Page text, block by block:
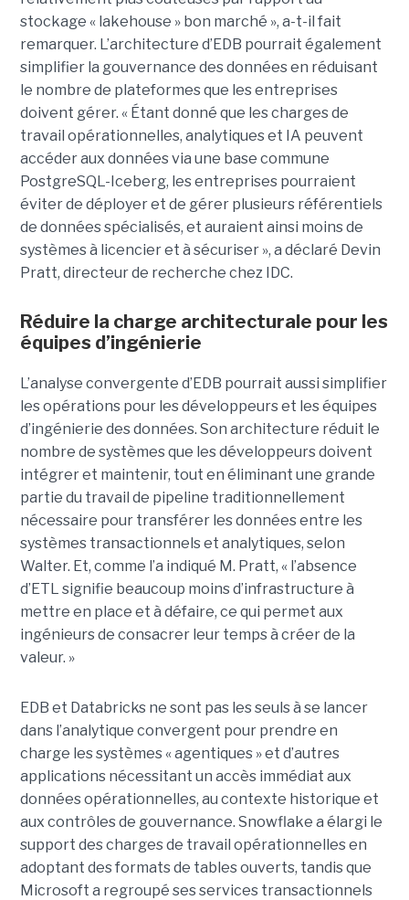
stockage « lakehouse » bon marché », a-t-il fait
remarquer. L’architecture d’EDB pourrait également
simplifier la gouvernance des données en réduisant
le nombre de plateformes que les entreprises
doivent gérer. « Étant donné que les charges de
travail opérationnelles, analytiques et IA peuvent
accéder aux données via une base commune
PostgreSQL-Iceberg, les entreprises pourraient
éviter de déployer et de gérer plusieurs référentiels
de données spécialisés, et auraient ainsi moins de
systèmes à licencier et à sécuriser », a déclaré Devin
Pratt, directeur de recherche chez IDC.
Réduire la charge architecturale pour les
équipes d’ingénierie
L’analyse convergente d’EDB pourrait aussi simplifier
les opérations pour les développeurs et les équipes
d’ingénierie des données. Son architecture réduit le
nombre de systèmes que les développeurs doivent
intégrer et maintenir, tout en éliminant une grande
partie du travail de pipeline traditionnellement
nécessaire pour transférer les données entre les
systèmes transactionnels et analytiques, selon
Walter. Et, comme l’a indiqué M. Pratt, « l’absence
d’ETL signifie beaucoup moins d’infrastructure à
mettre en place et à défaire, ce qui permet aux
ingénieurs de consacrer leur temps à créer de la
valeur. »
EDB et Databricks ne sont pas les seuls à se lancer
dans l’analytique convergent pour prendre en
charge les systèmes « agentiques » et d’autres
applications nécessitant un accès immédiat aux
données opérationnelles, au contexte historique et
aux contrôles de gouvernance. Snowflake a élargi le
support des charges de travail opérationnelles en
adoptant des formats de tables ouverts, tandis que
Microsoft a regroupé ses services transactionnels